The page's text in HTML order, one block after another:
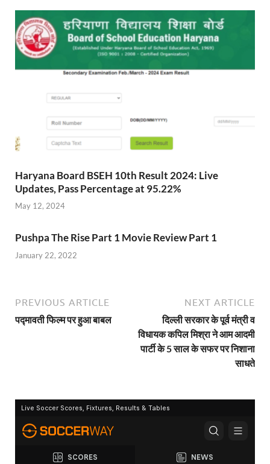
Haryana Board BSEH 10th Result 2024: Live
Updates, Pass Percentage at 95.22%
May 12, 2024
Pushpa The Rise Part 1 Movie Review Part 1
January 22, 2022
PREVIOUS ARTICLE
पद्मावती फिल्म पर हुआ बाबल
NEXT ARTICLE
दिल्ली सरकार के पूर्व मंत्री व
विधायक कपिल मिश्रा ने आम आदमी
पार्टी के 5 साल के सफर पर निशाना
साधते